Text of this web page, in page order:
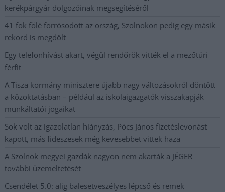
kerékpárgyár dolgozóinak megsegítéséről
41 fok fölé forrósodott az ország, Szolnokon pedig egy másik
rekord is megdőlt
Egy telefonhívást akart, végül rendőrök vitték el a mezőtúri
férfit
A Tisza kormány minisztere újabb nagy változásokról döntött
a közoktatásban – például az iskolaigazgatók visszakapják
munkáltatói jogaikat
Sok volt az igazolatlan hiányzás, Pócs János fizetéslevonást
kapott, más fideszesek még kevesebbet vittek haza
A Szolnok megyei gazdák nagyon nem akarták a JÉGER
további üzemeltetését
Csendélet 5.0: alig balesetveszélyes lépcső és remek